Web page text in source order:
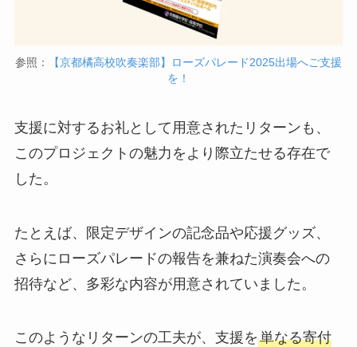
参照：
【京都橘高校吹奏楽部】ローズパレード2025出場へご支援
を！
支援に対するお礼として用意されたリターンも、
このプロジェクトの魅力をより際立たせる存在で
した。
たとえば、限定デザインの記念品や応援グッズ、
さらにローズパレードの報告を兼ねた演奏会への
招待など、多彩な内容が用意されていました。
このようなリターンの工夫が、支援を単なる寄付